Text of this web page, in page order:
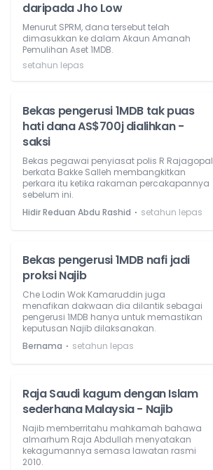
daripada Jho Low
Menurut SPRM, dana tersebut telah
dimasukkan ke dalam Akaun Amanah
Pemulihan Aset 1MDB.
setahun lepas
Bekas pengerusi 1MDB tak puas
hati dana AS$700j dialihkan -
saksi
Bekas pegawai penyiasat polis R Rajagopal
berkata Bakke Salleh membangkitkan
perkara itu ketika rakaman percakapannya
sebelum ini.
Hidir Reduan Abdu Rashid ⋅ setahun lepas
Bekas pengerusi 1MDB nafi jadi
proksi Najib
Che Lodin Wok Kamaruddin juga
menafikan dakwaan dia dilantik sebagai
pengerusi 1MDB hanya untuk memastikan
keputusan Najib dilaksanakan.
Bernama ⋅ setahun lepas
Raja Saudi kagum dengan Islam
sederhana Malaysia - Najib
Najib memberritahu mahkamah bahawa
almarhum Raja Abdullah menyatakan
kekagumannya semasa lawatan rasmi
2010.